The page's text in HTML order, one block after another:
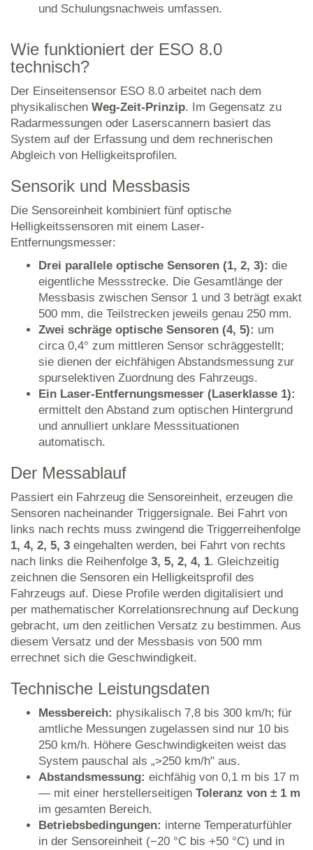
und Schulungsnachweis umfassen.
Wie funktioniert der ESO 8.0
technisch?
Der Einseitensensor ESO 8.0 arbeitet nach dem
physikalischen Weg-Zeit-Prinzip. Im Gegensatz zu
Radarmessungen oder Laserscannern basiert das
System auf der Erfassung und dem rechnerischen
Abgleich von Helligkeitsprofilen.
Sensorik und Messbasis
Die Sensoreinheit kombiniert fünf optische
Helligkeitssensoren mit einem Laser-
Entfernungsmesser:
Drei parallele optische Sensoren (1, 2, 3): die
eigentliche Messstrecke. Die Gesamtlänge der
Messbasis zwischen Sensor 1 und 3 beträgt exakt
500 mm, die Teilstrecken jeweils genau 250 mm.
Zwei schräge optische Sensoren (4, 5): um
circa 0,4° zum mittleren Sensor schräggestellt;
sie dienen der eichfähigen Abstandsmessung zur
spurselektiven Zuordnung des Fahrzeugs.
Ein Laser-Entfernungsmesser (Laserklasse 1):
ermittelt den Abstand zum optischen Hintergrund
und annulliert unklare Messsituationen
automatisch.
Der Messablauf
Passiert ein Fahrzeug die Sensoreinheit, erzeugen die
Sensoren nacheinander Triggersignale. Bei Fahrt von
links nach rechts muss zwingend die Triggerreihenfolge
1, 4, 2, 5, 3 eingehalten werden, bei Fahrt von rechts
nach links die Reihenfolge 3, 5, 2, 4, 1. Gleichzeitig
zeichnen die Sensoren ein Helligkeitsprofil des
Fahrzeugs auf. Diese Profile werden digitalisiert und
per mathematischer Korrelationsrechnung auf Deckung
gebracht, um den zeitlichen Versatz zu bestimmen. Aus
diesem Versatz und der Messbasis von 500 mm
errechnet sich die Geschwindigkeit.
Technische Leistungsdaten
Messbereich: physikalisch 7,8 bis 300 km/h; für
amtliche Messungen zugelassen sind nur 10 bis
250 km/h. Höhere Geschwindigkeiten weist das
System pauschal als „>250 km/h" aus.
Abstandsmessung: eichfähig von 0,1 m bis 17 m
— mit einer herstellerseitigen Toleranz von ± 1 m
im gesamten Bereich.
Betriebsbedingungen: interne Temperaturfühler
in der Sensoreinheit (−20 °C bis +50 °C) und in